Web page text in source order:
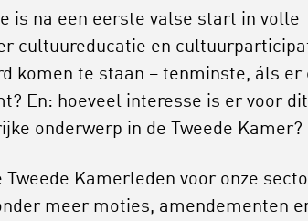
is na een eerste valse start in volle
cultuureducatie en
komen te staan – tenminste, áls er
En: hoeveel interesse is er voor dit
onderwerp in de Tweede Kamer?
Tweede Kamerleden voor onze
meer moties, amendementen